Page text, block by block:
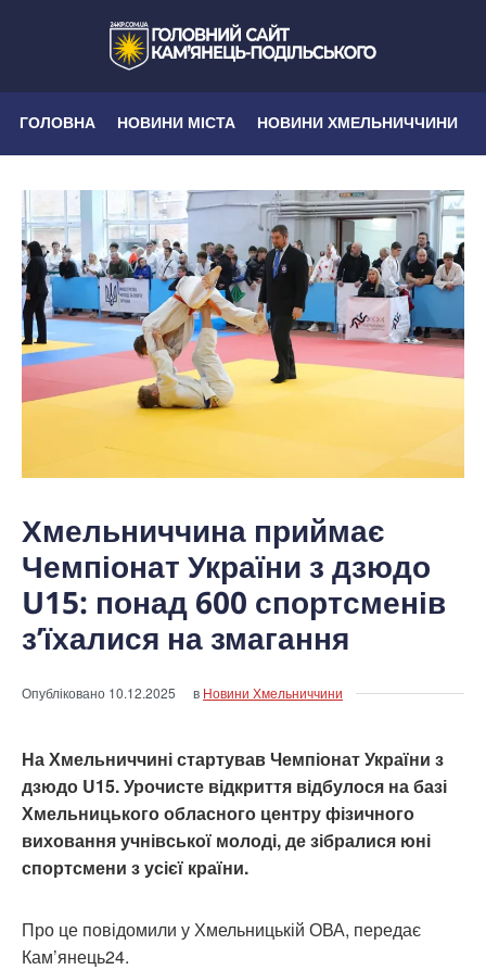
ГОЛОВНА НОВИНИ МІСТА НОВИНИ ХМЕЛЬНИЧЧИНИ
Хмельниччина приймає
Чемпіонат України з дзюдо
U15: понад 600 спортсменів
з’їхалися на змагання
Опубліковано 10.12.2025 в Новини Хмельниччини
На Хмельниччині стартував Чемпіонат України з
дзюдо U15. Урочисте відкриття відбулося на базі
Хмельницького обласного центру фізичного
виховання учнівської молоді, де зібралися юні
спортсмени з усієї країни.
Про це повідомили у Хмельницькій ОВА, передає
Кам’янець24.